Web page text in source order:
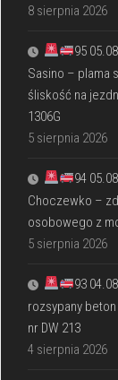
8 sierpnia 2026
95
Sasino – plama
śliskość na
1306G
5 sierpnia 2026
94
Choczewko –
osobowego z
5 sierpnia 2026
93
rozsypany
nr DW 213
4 sierpnia 2026